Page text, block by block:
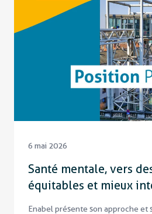
6 mai 2026
Santé mentale, vers
équitables et mieux
Enabel présente son approche et